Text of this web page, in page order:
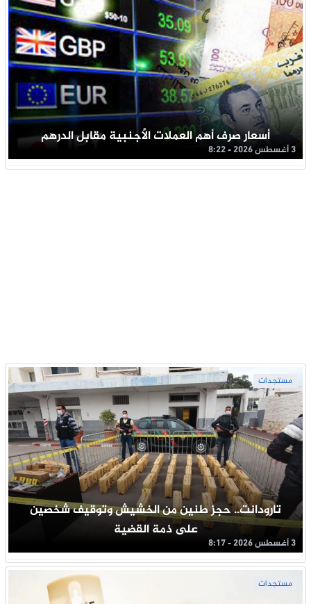
أسعار صرف أهم العملات الأجنبية مقابل الدرهم
3 أغسطس 2026 - 8:22
مستجدات
تارودانت.. حجز طنين من الخشيش وتوقيف شخصين
على ذمة القضية
3 أغسطس 2026 - 8:17
مستجدات